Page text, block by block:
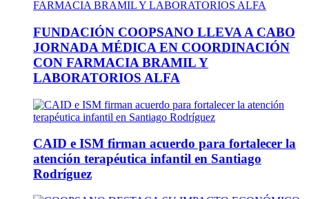
FUNDACIÓN COOPSANO LLEVA A CABO
JORNADA MÉDICA EN COORDINACIÓN
CON FARMACIA BRAMIL Y
LABORATORIOS ALFA
CAID e ISM firman acuerdo para fortalecer la
atención terapéutica infantil en Santiago
Rodríguez